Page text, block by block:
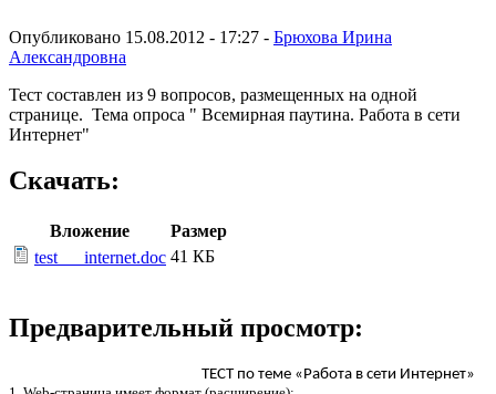
Опубликовано 15.08.2012 - 17:27 - Брюхова Ирина
Александровна
Тест составлен из 9 вопросов, размещенных на одной
странице. Тема опроса " Всемирная паутина. Работа в сети
Интернет"
Скачать:
Вложение
Размер
test___internet.doc 41 КБ
Предварительный просмотр:
ТЕСТ по теме «Работа в сети Интернет»